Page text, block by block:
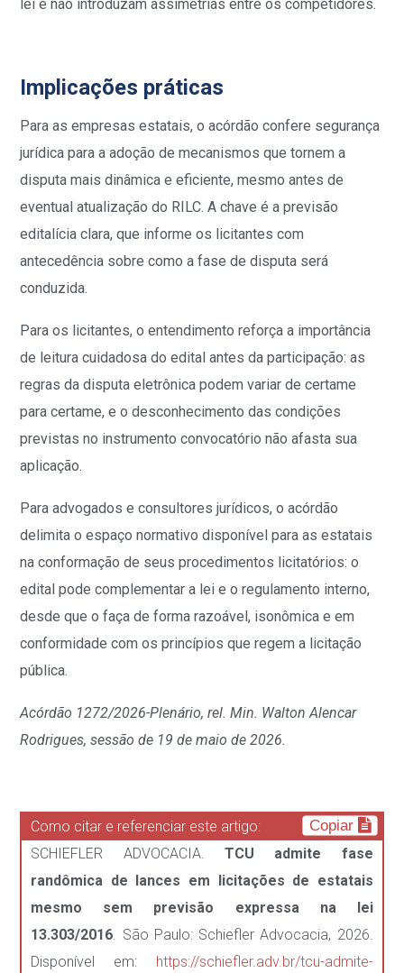
lei e não introduzam assimetrias entre os competidores.
Implicações práticas
Para as empresas estatais, o acórdão confere segurança
jurídica para a adoção de mecanismos que tornem a
disputa mais dinâmica e eficiente, mesmo antes de
eventual atualização do RILC. A chave é a previsão
editalícia clara, que informe os licitantes com
antecedência sobre como a fase de disputa será
conduzida.
Para os licitantes, o entendimento reforça a importância
de leitura cuidadosa do edital antes da participação: as
regras da disputa eletrônica podem variar de certame
para certame, e o desconhecimento das condições
previstas no instrumento convocatório não afasta sua
aplicação.
Para advogados e consultores jurídicos, o acórdão
delimita o espaço normativo disponível para as estatais
na conformação de seus procedimentos licitatórios: o
edital pode complementar a lei e o regulamento interno,
desde que o faça de forma razoável, isonômica e em
conformidade com os princípios que regem a licitação
pública.
Acórdão 1272/2026-Plenário, rel. Min. Walton Alencar
Rodrigues, sessão de 19 de maio de 2026.
Como citar e referenciar este artigo: Copiar
SCHIEFLER ADVOCACIA. TCU admite fase
randômica de lances em licitações de estatais
mesmo sem previsão expressa na lei
13.303/2016. São Paulo: Schiefler Advocacia, 2026.
Disponível em: https://schiefler.adv.br/tcu-admite-